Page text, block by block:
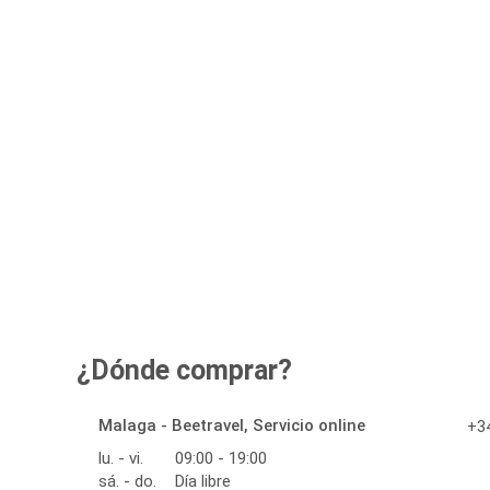
¿Dónde comprar?
Malaga - Beetravel, Servicio online
lu. - vi.
09:00 - 19:00
sá. - do.
Día libre